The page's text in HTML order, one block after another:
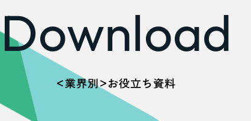
Download
＜業界別＞お役立ち資料